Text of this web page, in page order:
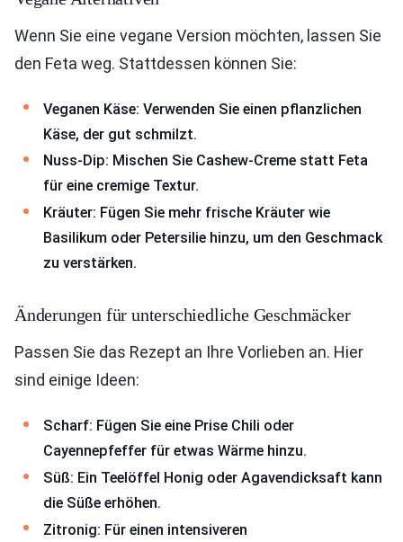
Wenn Sie eine vegane Version möchten, lassen Sie
den Feta weg. Stattdessen können Sie:
Veganen Käse: Verwenden Sie einen pflanzlichen
Käse, der gut schmilzt.
Nuss-Dip: Mischen Sie Cashew-Creme statt Feta
für eine cremige Textur.
Kräuter: Fügen Sie mehr frische Kräuter wie
Basilikum oder Petersilie hinzu, um den Geschmack
zu verstärken.
Änderungen für unterschiedliche Geschmäcker
Passen Sie das Rezept an Ihre Vorlieben an. Hier
sind einige Ideen:
Scharf: Fügen Sie eine Prise Chili oder
Cayennepfeffer für etwas Wärme hinzu.
Süß: Ein Teelöffel Honig oder Agavendicksaft kann
die Süße erhöhen.
Zitronig: Für einen intensiveren